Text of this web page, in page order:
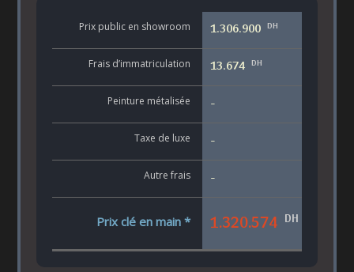
Prix public en showroom 1.306.900 DH
Frais d’immatriculation 13.674 DH
Peinture métalisée -
Taxe de luxe -
Autre frais -
Prix clé en main * 1.320.574 DH